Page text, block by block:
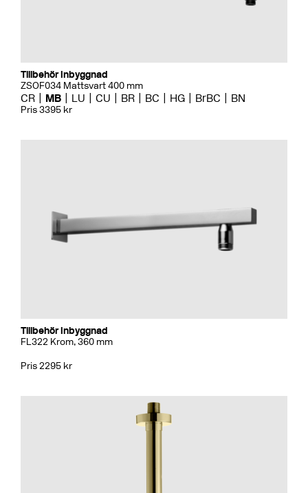
Tillbehör Inbyggnad
ZSOF034 Mattsvart 400 mm
CR MB LU CU BR BC HG BrBC BN
Pris 3395 kr
Tillbehör Inbyggnad
FL322 Krom, 360 mm
Pris 2295 kr